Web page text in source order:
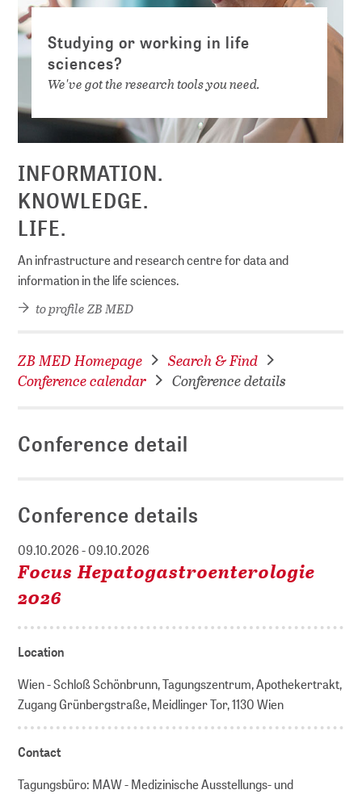
Studying or working in life
sciences?
We've got the research tools you need.
INFORMATION.
KNOWLEDGE.
LIFE.
An infrastructure and research centre for data and
information in the life sciences.
to profile ZB MED
ZB MED Homepage
Search & Find
Conference calendar
Conference details
Conference detail
Conference details
09.10.2026 - 09.10.2026
Focus Hepatogastroenterologie
2026
Location
Wien - Schloß Schönbrunn, Tagungszentrum, Apothekertrakt,
Zugang Grünbergstraße, Meidlinger Tor, 1130 Wien
Contact
Tagungsbüro: MAW - Medizinische Ausstellungs- und